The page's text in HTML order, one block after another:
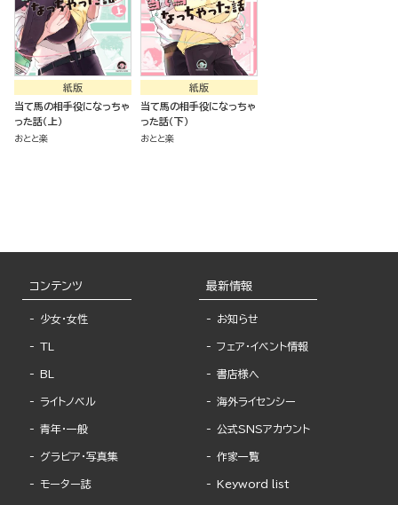
紙版
当て馬の相手役になっちゃ
った話（上）
おとと楽
紙版
当て馬の相手役になっちゃ
った話（下）
おとと楽
コンテンツ
少女・女性
TL
BL
ライトノベル
青年・一般
グラビア・写真集
モーター誌
最新情報
お知らせ
フェア・イベント情報
書店様へ
海外ライセンシー
公式SNSアカウント
作家一覧
Keyword list